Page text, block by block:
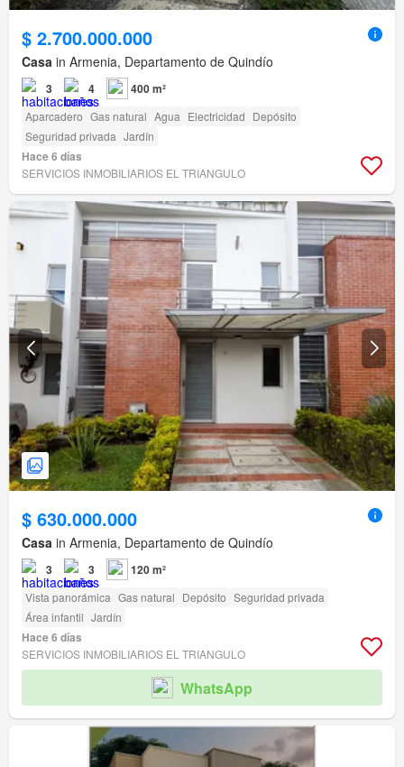
$ 2.700.000.000
Casa in Armenia, Departamento de Quindío
3 4 400 m²
Aparcadero Gas natural Agua Electricidad Depósito
Seguridad privada Jardín
Hace 6 días
SERVICIOS INMOBILIARIOS EL TRIANGULO
$ 630.000.000
Casa in Armenia, Departamento de Quindío
3 3 120 m²
Vista panorámica Gas natural Depósito Seguridad privada
Área infantil Jardín
Hace 6 días
SERVICIOS INMOBILIARIOS EL TRIANGULO
WhatsApp